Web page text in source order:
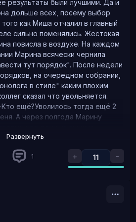
результаты были лучшими. Да и
дольше всех, посему выбор
как Миша отчалил в главный
сильно поменялись. Жестокая
повисла в воздухе. На каждом
Марина всячески чернила
тут порядок". После недели
на очередном собрании,
в стиле" каким плохим
сказал что увольняется.
Кто ещё?Уволилось тогда ещё 2
А через полгода Марину
на дно.На мой
почему так собственно
в коллективе строятся
то это жесткая дисциплина, у
царит в коллективе. И если
отдел и подбирал людей исходя
отношений, это не
Развернуть
+ 11 -
1